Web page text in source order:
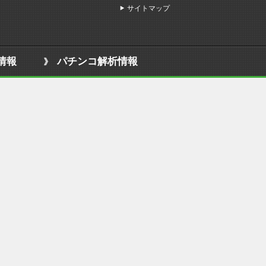
報 パチンコ解析情報
サイトマップ